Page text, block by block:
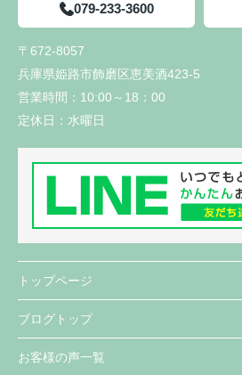
079-233-3600
〒672-8057
兵庫県姫路市飾磨区恵美酒423-5
営業時間： 10:00～18：00
定休日： 水曜日
トップページ
ブログトップ
お客様の声一覧